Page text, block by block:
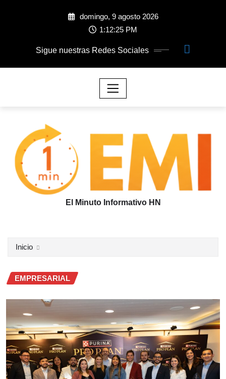
domingo, 9 agosto 2026
1:12:26 PM
Sigue nuestras Redes Sociales
El Minuto Informativo HN
Inicio
EMPRESARIAL